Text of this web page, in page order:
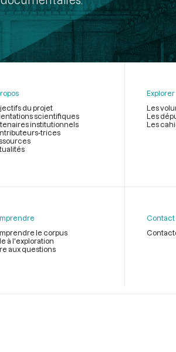
du projet
scientifiques
institutionnels
trices
Explorer
Les
Les
Les
le corpus
à l'exploration
aux questions
Contact